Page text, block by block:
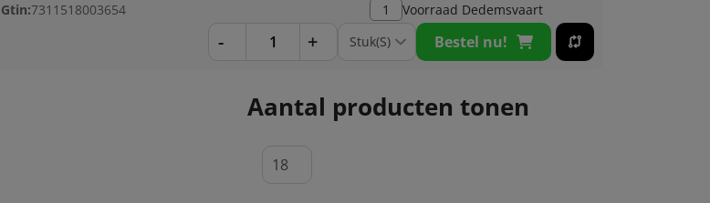
Gtin:7311518003654
1
Voorraad Dedemsvaart
- + Bestel nu!
Aantal producten tonen